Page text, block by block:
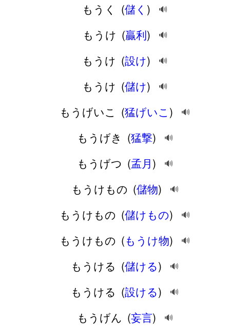
もうく (儲く ) 🔊
もうけ (贏利) 🔊
もうけ (設け) 🔊
もうけ (儲け) 🔊
もうげいこ (猛げいこ ) 🔊
もうげき (猛撃) 🔊
もうげつ (孟月) 🔊
もうけもの (儲物) 🔊
もうけもの (儲けもの) 🔊
もうけもの (もうけ物) 🔊
もうける (儲ける) 🔊
もうける (設ける) 🔊
もうげん (妄言) 🔊